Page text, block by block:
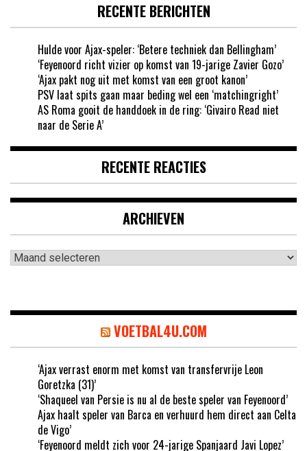
RECENTE BERICHTEN
Hulde voor Ajax-speler: ‘Betere techniek dan Bellingham’
‘Feyenoord richt vizier op komst van 19-jarige Zavier Gozo’
‘Ajax pakt nog uit met komst van een groot kanon’
PSV laat spits gaan maar beding wel een ‘matchingright’
AS Roma gooit de handdoek in de ring: ‘Givairo Read niet
naar de Serie A’
RECENTE REACTIES
ARCHIEVEN
Archieven
VOETBAL4U.COM
‘Ajax verrast enorm met komst van transfervrije Leon
Goretzka (31)’
‘Shaqueel van Persie is nu al de beste speler van Feyenoord’
Ajax haalt speler van Barca en verhuurd hem direct aan Celta
de Vigo’
‘Feyenoord meldt zich voor 24-jarige Spanjaard Javi Lopez’